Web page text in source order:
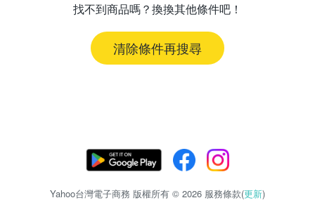
找不到商品嗎？換換其他條件吧！
清除條件再搜尋
Yahoo台灣電子商務 版權所有 © 2026 服務條款(更新)